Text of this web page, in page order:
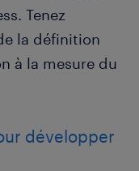
Tenez
la définition
à la mesure du
développer